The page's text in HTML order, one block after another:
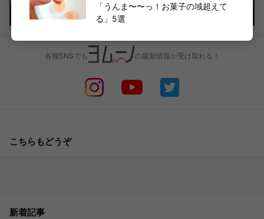
「うんま〜〜っ！お菓子の域超えて
る」5選
各種SNSでも の最新情報が受け取れる！
こちらもどうぞ
新着記事